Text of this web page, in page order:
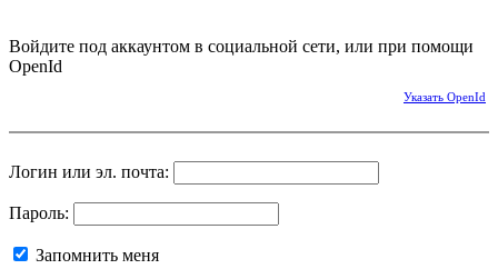
Войдите под аккаунтом в социальной сети, или при помощи
OpenId
Указать OpenId
Логин или эл. почта:
Пароль:
Запомнить меня